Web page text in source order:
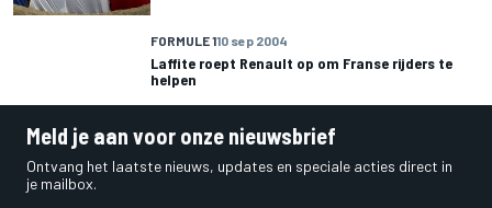
FORMULE 110 sep 2004
Laffite roept Renault op om Franse rijders te
helpen
Meld je aan voor onze nieuwsbrief
Ontvang het laatste nieuws, updates en speciale acties direct in
je mailbox.